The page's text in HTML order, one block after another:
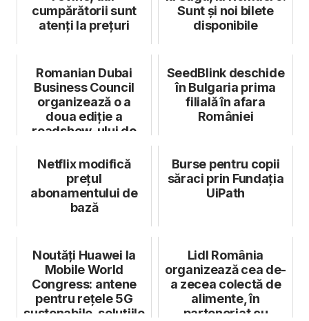
cumpărătorii sunt
atenți la prețuri
Sunt și noi bilete
disponibile
Romanian Dubai
Business Council
organizează o a
doua ediție a
roadshow-ului de
parteneriat...
SeedBlink deschide
în Bulgaria prima
filială în afara
României
Netflix modifică
prețul
abonamentului de
bază
Burse pentru copii
săraci prin Fundația
UiPath
Noutăți Huawei la
Mobile World
Congress: antene
pentru rețele 5G
sustenabile, soluțiile
Lidl România
organizează cea de-
a zecea colectă de
alimente, în
parteneriat cu